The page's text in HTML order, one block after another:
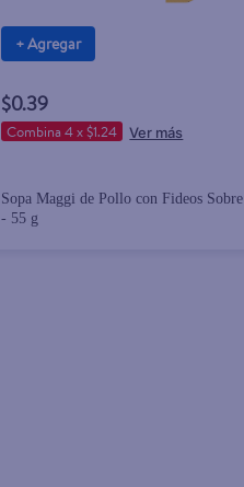
+ Agregar
$0.39
Combina 4 x $1.24
Sopa Maggi de Pollo con Fideos Sobre
- 55 g